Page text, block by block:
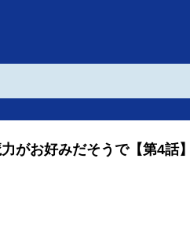
がお好みだそうで【第4話】